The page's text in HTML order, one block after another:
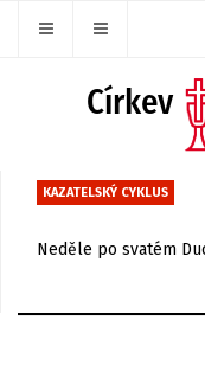
KAZATELSKÝ CYKLUS
Neděle po svatém